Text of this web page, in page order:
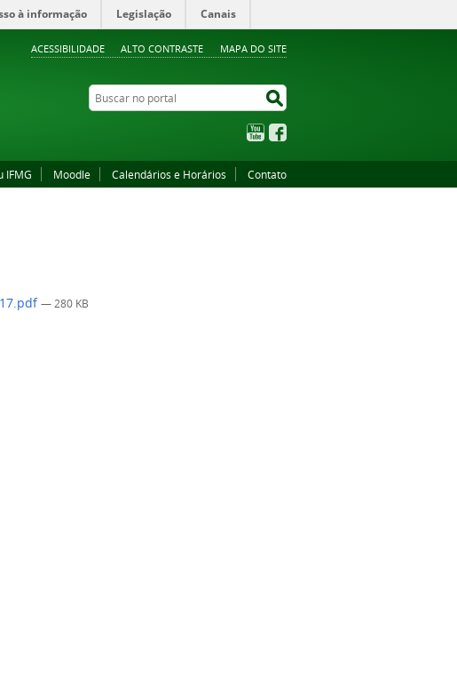
ACESSIBILIDADE ALTO CONTRASTE MAPA DO SITE
à informação Legislação Canais
Buscar no portal
YouTube
IFMG Moodle Calendários e Horários Contato
— 280 KB